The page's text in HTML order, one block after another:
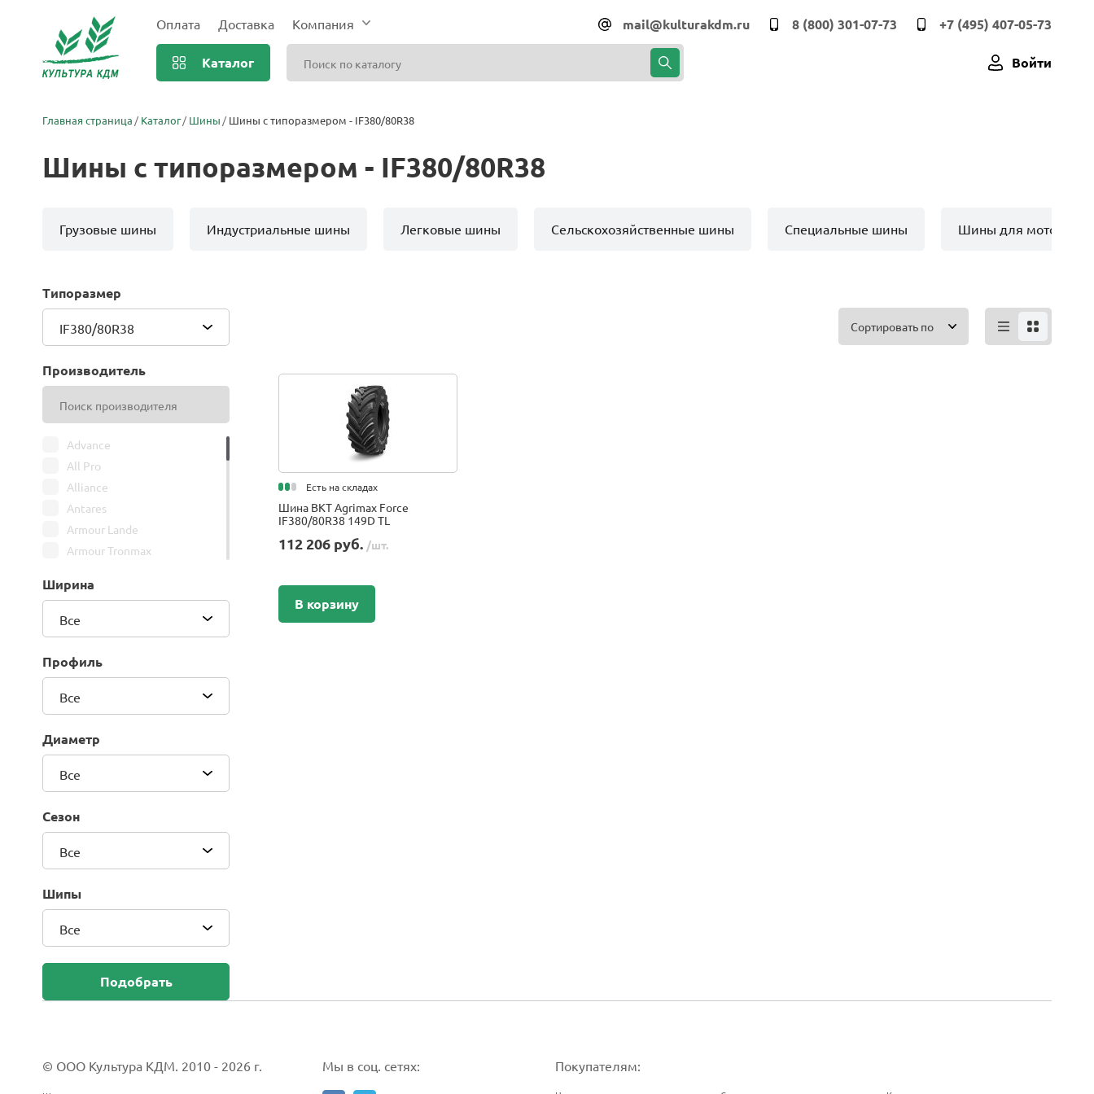
Оплата Доставка Компания +7 (495) 407-05-73
8 (800) 301-07-73
mail@kulturakdm.ru
Каталог Войти
Главная страница Каталог Шины Шины с типоразмером - IF380/80R38
Шины с типоразмером - IF380/80R38
Грузовые шины Индустриальные шины Легковые шины Сельскохозяйственные шины Специальные шины Шины для мото
Типоразмер
IF380/80R38
Производитель
Advance
All Pro
Alliance
Antares
Armour Lande
Armour Tronmax
ATIRE
Bars
Belshina
BFGoodrich
BK Trailer
BKT
Camso (Solideal)
CEAT
Composit
Continental
Cordiant
CrossWind
Ширина
Все
Профиль
Все
Диаметр
Все
Сезон
Все
Шипы
Все
Подобрать
Сортировать по
Есть на складах
Шина BKT Agrimax Force
IF380/80R38 149D TL
112 206 руб. /шт.
В корзину
© ООО Культура КДМ. 2010 - 2026 г. Мы в соц. сетях: Покупателям: